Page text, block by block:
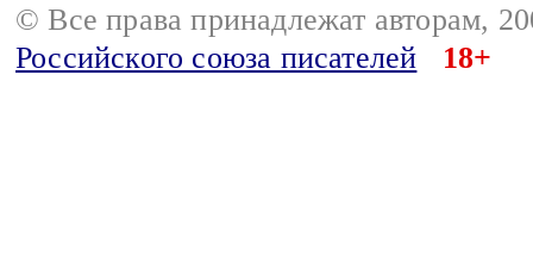
© Все права принадлежат авторам,
Российского союза писателей
18+